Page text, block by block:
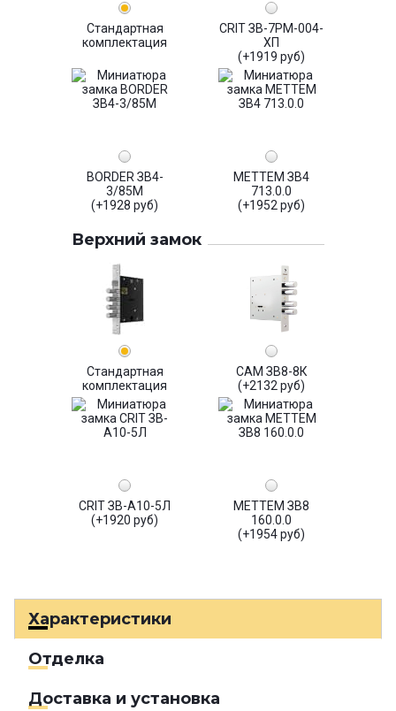
Стандартная
комплектация
CRIT ЗВ-7РМ-004-
ХП
(+1919 руб)
BORDER ЗВ4-
3/85М
(+1928 руб)
МЕТТЕМ ЗВ4
713.0.0
(+1952 руб)
Верхний замок
Стандартная
комплектация
САМ ЗВ8-8К
(+2132 руб)
CRIT ЗВ-А10-5Л
(+1920 руб)
МЕТТЕМ ЗВ8
160.0.0
(+1954 руб)
Характеристики
Отделка
Доставка и установка